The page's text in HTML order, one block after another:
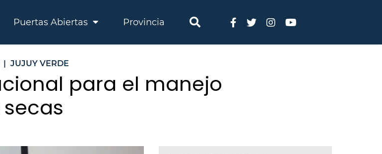
Puertas Abiertas Provincia
| JUJUY VERDE
para el manejo